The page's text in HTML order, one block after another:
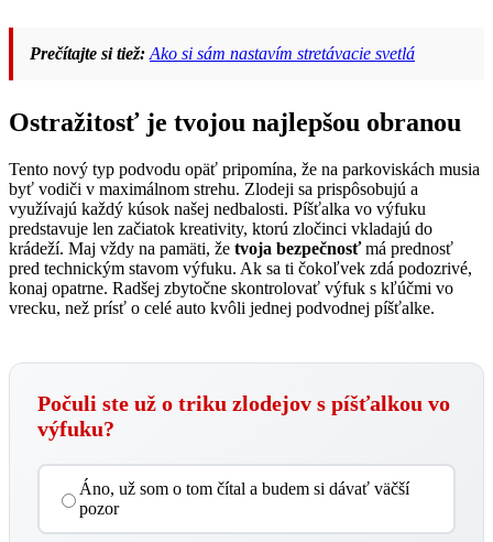
Prečítajte si tiež: Ako si sám nastavím stretávacie svetlá
Ostražitosť je tvojou najlepšou obranou
Tento nový typ podvodu opäť pripomína, že na parkoviskách musia
byť vodiči v maximálnom strehu. Zlodeji sa prispôsobujú a
využívajú každý kúsok našej nedbalosti. Píšťalka vo výfuku
predstavuje len začiatok kreativity, ktorú zločinci vkladajú do
krádeží. Maj vždy na pamäti, že tvoja bezpečnosťmá prednosť
pred technickým stavom výfuku. Ak sa ti čokoľvek zdá podozrivé,
konaj opatrne. Radšej zbytočne skontrolovať výfuk s kľúčmi vo
vrecku, než prísť o celé auto kvôli jednej podvodnej píšťalke.
Počuli ste už o triku zlodejov s píšťalkou vo
výfuku?
Áno, už som o tom čítal a budem si dávať väčší
pozor